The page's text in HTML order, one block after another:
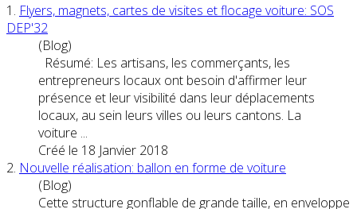
1. Flyers, magnets, cartes de visites et flocage voiture: SOS
DEP'32
(Blog)
Résumé: Les artisans, les commerçants, les
entrepreneurs locaux ont besoin d'affirmer leur
présence et leur visibilité dans leur déplacements
locaux, au sein leurs villes ou leurs cantons. La
voiture ...
Créé le 18 Janvier 2018
2. Nouvelle réalisation: ballon en forme de voiture
(Blog)
Cette structure gonflable de grande taille, en enveloppe